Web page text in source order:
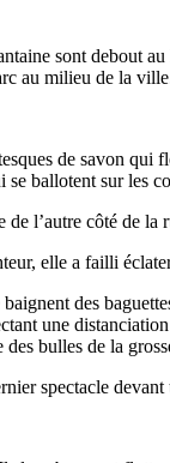
sont debout
au milieu de la
de savon qui
ballotent sur les
l’autre côté de la
elle a failli
des
une
bulles de la
spectacle